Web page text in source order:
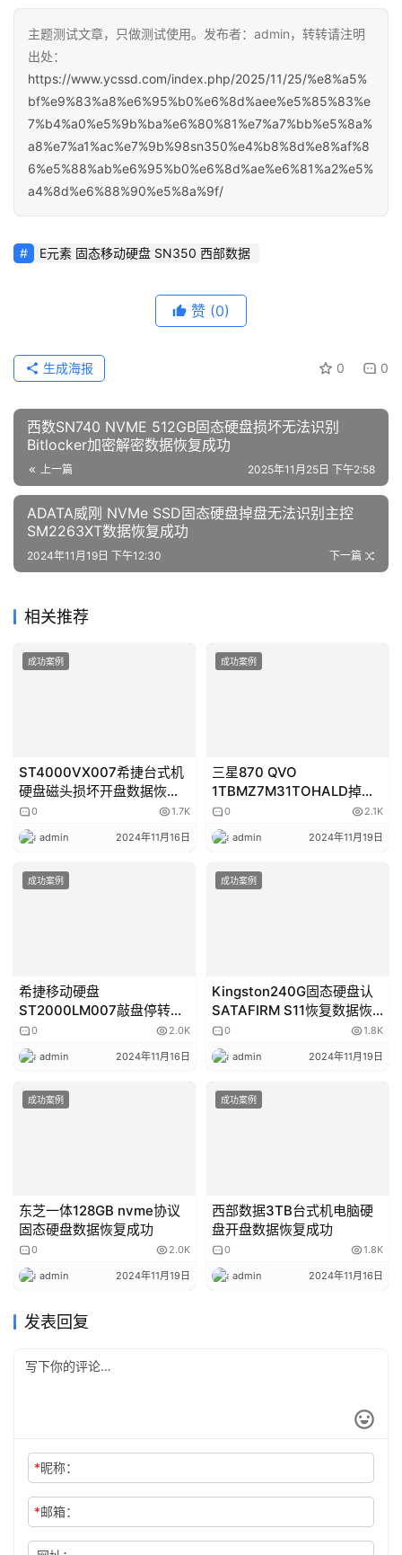
主题测试文章，只做测试使用。发布者：admin，转转请注明
出处：
https://www.ycssd.com/index.php/2025/11/25/%e8%a5%
bf%e9%83%a8%e6%95%b0%e6%8d%aee%e5%85%83%e
7%b4%a0%e5%9b%ba%e6%80%81%e7%a7%bb%e5%8a%
a8%e7%a1%ac%e7%9b%98sn350%e4%b8%8d%e8%af%8
6%e5%88%ab%e6%95%b0%e6%8d%ae%e6%81%a2%e5%
a4%8d%e6%88%90%e5%8a%9f/
E元素 固态移动硬盘 SN350 西部数据
赞 (0)
0 0
生成海报
西数SN740 NVME 512GB固态硬盘损坏无法识别
Bitlocker加密解密数据恢复成功
上一篇 2025年11月25日 下午2:58
ADATA威刚 NVMe SSD固态硬盘掉盘无法识别主控
SM2263XT数据恢复成功
下一篇
2024年11月19日 下午12:30
相关推荐
成功案例
ST4000VX007希捷台式机
硬盘磁头损坏开盘数据恢复
成功
0 1.7K
admin 2024年11月16日
成功案例
三星870 QVO
1TBMZ7M31TOHALD掉盘
不识别数据恢复成功
0 2.1K
admin 2024年11月19日
成功案例
希捷移动硬盘
ST2000LM007敲盘停转开
盘数据恢复成功
0 2.0K
admin 2024年11月16日
成功案例
Kingston240G固态硬盘认
SATAFIRM S11恢复数据恢
复0 1.8K
admin 2024年11月19日
成功案例
东芝一体128GB nvme协议
固态硬盘数据恢复成功
0 2.0K
admin 2024年11月19日
成功案例
西部数据3TB台式机电脑硬
盘开盘数据恢复成功
0 1.8K
admin 2024年11月16日
发表回复
*昵称：
*邮箱：